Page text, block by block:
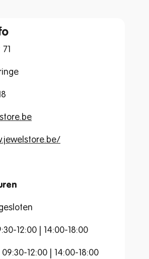
12:00 | 14:00-18:00
12:00 | 14:00-18:00